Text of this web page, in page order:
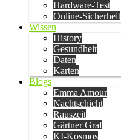
Hardware-Test
Online-Sicherheit
Wissen
History
Gesundheit
Daten
Karten
Blogs
Emma Amour
Nachtschicht
Rauszeit
Gärtner Graf
KI-Kosmos